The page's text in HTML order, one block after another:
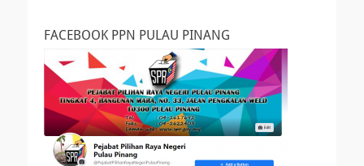
FACEBOOK PPN PULAU PINANG